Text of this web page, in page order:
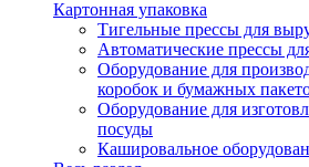
Картонная упаковка
Тигельные прессы для
Автоматические прессы
Оборудование для
коробок и бумажных
Оборудование для
посуды
Кашировальное